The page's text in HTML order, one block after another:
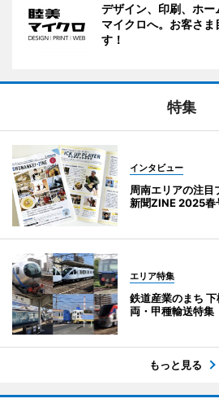
デザイン、印刷、ホ
マイクロへ。お客さま
す！
特集
インタビュー
周南エリアの注目
新聞ZINE 2025春
エリア特集
鉄道産業のまち
両・甲種輸送特集
もっと見る